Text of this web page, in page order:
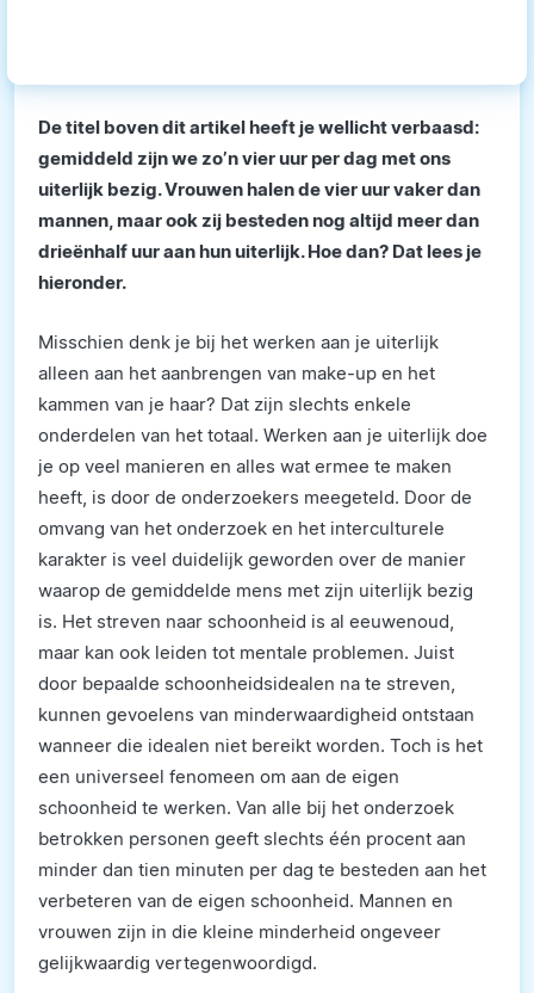
De titel boven dit artikel heeft je wellicht verbaasd:
gemiddeld zijn we zo’n vier uur per dag met ons
uiterlijk bezig. Vrouwen halen de vier uur vaker dan
mannen, maar ook zij besteden nog altijd meer dan
drieënhalf uur aan hun uiterlijk. Hoe dan? Dat lees je
hieronder.
Misschien denk je bij het werken aan je uiterlijk
alleen aan het aanbrengen van make-up en het
kammen van je haar? Dat zijn slechts enkele
onderdelen van het totaal. Werken aan je uiterlijk doe
je op veel manieren en alles wat ermee te maken
heeft, is door de onderzoekers meegeteld. Door de
omvang van het onderzoek en het interculturele
karakter is veel duidelijk geworden over de manier
waarop de gemiddelde mens met zijn uiterlijk bezig
is. Het streven naar schoonheid is al eeuwenoud,
maar kan ook leiden tot mentale problemen. Juist
door bepaalde schoonheidsidealen na te streven,
kunnen gevoelens van minderwaardigheid ontstaan
wanneer die idealen niet bereikt worden. Toch is het
een universeel fenomeen om aan de eigen
schoonheid te werken. Van alle bij het onderzoek
betrokken personen geeft slechts één procent aan
minder dan tien minuten per dag te besteden aan het
verbeteren van de eigen schoonheid. Mannen en
vrouwen zijn in die kleine minderheid ongeveer
gelijkwaardig vertegenwoordigd.